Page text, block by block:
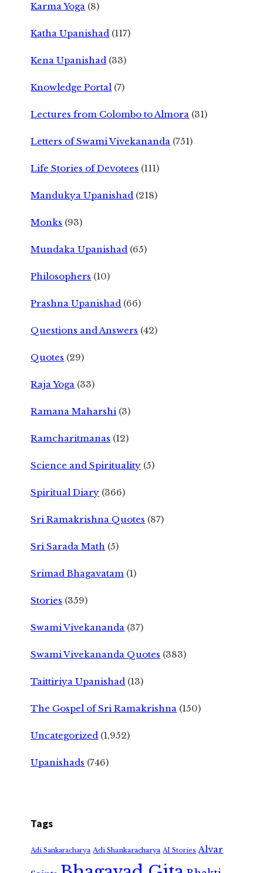
Karma Yoga (8)
Katha Upanishad (117)
Kena Upanishad (33)
Knowledge Portal (7)
Lectures from Colombo to Almora (31)
Letters of Swami Vivekananda (751)
Life Stories of Devotees (111)
Mandukya Upanishad (218)
Monks (93)
Mundaka Upanishad (65)
Philosophers (10)
Prashna Upanishad (66)
Questions and Answers (42)
Quotes (29)
Raja Yoga (33)
Ramana Maharshi (3)
Ramcharitmanas (12)
Science and Spirituality (5)
Spiritual Diary (366)
Sri Ramakrishna Quotes (87)
Sri Sarada Math (5)
Srimad Bhagavatam (1)
Stories (359)
Swami Vivekananda (37)
Swami Vivekananda Quotes (383)
Taittiriya Upanishad (13)
The Gospel of Sri Ramakrishna (150)
Uncategorized (1,952)
Upanishads (746)
Tags
Adi Sankaracharya Adi Shankaracharya AI Stories Alvar